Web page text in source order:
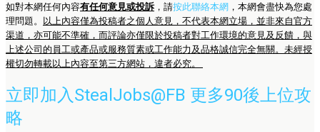
如對本網任何內容有任何意見或投訴 ，請按此聯絡本網 ，本網會盡快為您處
理問題。
以上內容僅為投稿者之個人意見，不代表本網立場，並非來自官方
渠道，亦可能不準確，而評論亦僅限於投稿者對工作環境的意見及反饋，與
上述公司的員工或產品或服務質素或工作能力及品格誠信完全無關。未經授
權切勿轉載以上內容至第三方網站，違者必究。
立即加入StealJobs@FB 更多90後上位攻
略